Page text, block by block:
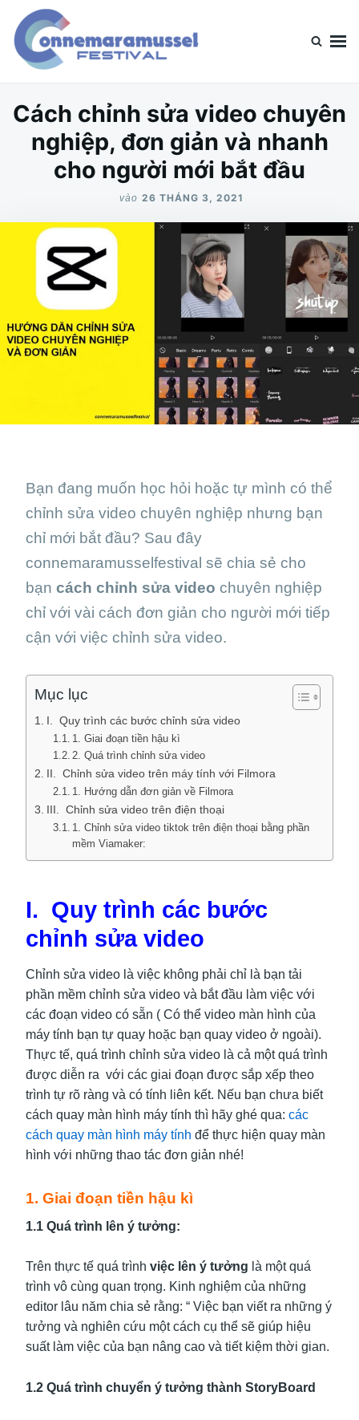
đến
nội
Tìm
kiếm
cho:
Cách chỉnh sửa video chuyên
nghiệp, đơn giản và nhanh
cho người mới bắt đầu
vào 26 THÁNG 3, 2021
Bạn đang muốn học hỏi hoặc tự mình có thể
chỉnh sửa video chuyên nghiệp nhưng bạn
chỉ mới bắt đầu? Sau đây
connemaramusselfestival sẽ chia sẻ cho
bạn cách chỉnh sửa video chuyên nghiệp
chỉ với vài cách đơn giản cho người mới tiếp
cận với việc chỉnh sửa video.
Mục lục
I. Quy trình các bước chỉnh sửa video
1. Giai đoạn tiền hậu kì
2. Quá trình chỉnh sửa video
II. Chỉnh sửa video trên máy tính với Filmora
1. Hướng dẫn đơn giản về Filmora
III. Chỉnh sửa video trên điện thoại
1. Chỉnh sửa video tiktok trên điện thoại bằng phần
mềm Viamaker:
I. Quy trình các bước
chỉnh sửa video
Chỉnh sửa video là việc không phải chỉ là bạn tải
phần mềm chỉnh sửa video và bắt đầu làm việc với
các đoạn video có sẵn ( Có thể video màn hình của
máy tính bạn tự quay hoặc bạn quay video ở ngoài).
Thực tế, quá trình chỉnh sửa video là cả một quá trình
được diễn ra với các giai đoạn được sắp xếp theo
trình tự rõ ràng và có tính liên kết. Nếu bạn chưa biết
cách quay màn hình máy tính thì hãy ghé qua: các
cách quay màn hình máy tính để thực hiện quay màn
hình với những thao tác đơn giản nhé!
1. Giai đoạn tiền hậu kì
1.1 Quá trình lên ý tưởng:
Trên thực tế quá trình việc lên ý tưởng là một quá
trình vô cùng quan trọng. Kinh nghiệm của những
editor lâu năm chia sẻ rằng: “ Việc bạn viết ra những ý
tưởng và nghiên cứu một cách cụ thể sẽ giúp hiệu
suất làm việc của bạn nâng cao và tiết kiệm thời gian.
1.2 Quá trình chuyển ý tưởng thành StoryBoard